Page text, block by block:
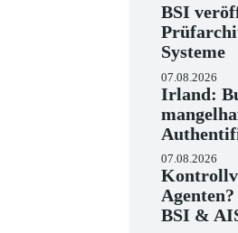
BSI
Systeme
07.08.2026
Irland:
07.08.2026
BSI &